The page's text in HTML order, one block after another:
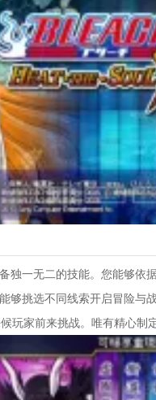
独一无二的技能。您能够依
够挑选不同线索开启冒险与战
玩家前来挑战。唯有精心制